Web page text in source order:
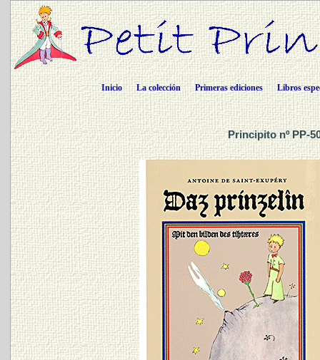
Inicio La colección Primeras ediciones Libros
Principito nº PP-